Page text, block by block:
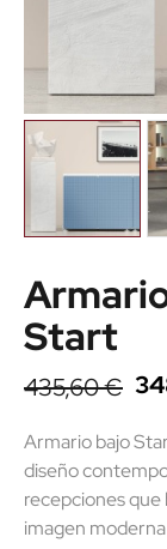
Start
435,60 €
Armario bajo
diseño
recepciones que
imagen